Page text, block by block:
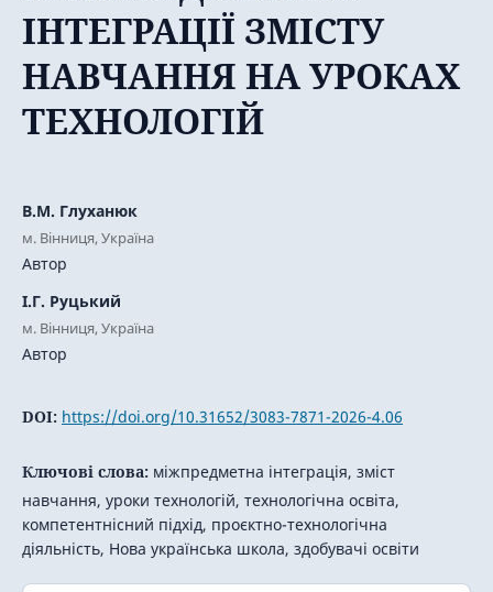
ІНТЕГРАЦІЇ ЗМІСТУ
НАВЧАННЯ НА УРОКАХ
ТЕХНОЛОГІЙ
В.М. Глуханюк
м. Вінниця, Україна
Автор
І.Г. Руцький
м. Вінниця, Україна
Автор
DOI: https://doi.org/10.31652/3083-7871-2026-4.06
Ключові слова: міжпредметна інтеграція, зміст
навчання, уроки технологій, технологічна освіта,
компетентнісний підхід, проєктно-технологічна
діяльність, Нова українська школа, здобувачі освіти